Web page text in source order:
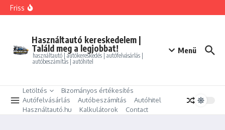
Ugrás a tartalomhoz
Friss
BMW 325i xDrive Coupe
PEUGEOT PARTNER Tepee 1.6 HDi Active
Használtautó kereskedelem |
Találd meg a legjobbat!
használtautó | autókereskedés | autófelvásárlás |
autóbeszámítás | autóhitel
Menü
Letöltés
Bizományos értékesítés
Autófelvásárlás
Autóbeszámítás
Autóhitel
Használtautó.hu
Kalkulátorok Contact